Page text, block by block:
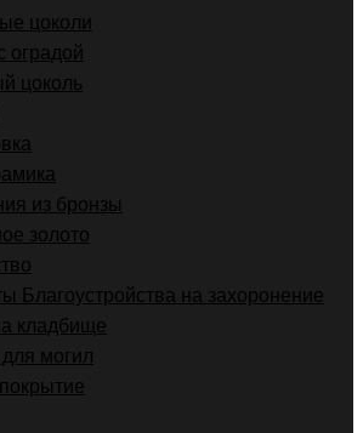
цоколи
оградой
цоколь
из бронзы
золото
Благоустройства на захоронение
кладбище
могил